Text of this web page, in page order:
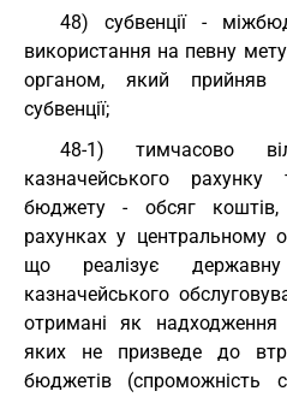
48) субвенції -
використання на певну
органом, який прийняв
субвенції;
48-1) тимчасово
казначейського
бюджету - обсяг
рахунках у центральному
що реалізує
казначейського
отримані як надходження
яких не призведе до
бюджетів (спроможність